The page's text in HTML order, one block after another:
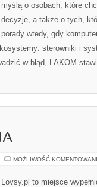
myślą o osobach, które
decyzje, a także o tych,
porady wtedy, gdy
sterowniki i
w błąd, LAKOM
MOŻLIWOŚĆ
Lovsy.pl to miejsce